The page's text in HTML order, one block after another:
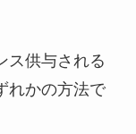
ス供与される
れかの方法で